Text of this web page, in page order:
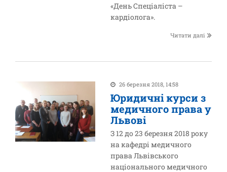
«День Спеціаліста –
кардіолога».
Читати далі
26 березня 2018, 14:58
Юридичні курси з
медичного права у
Львові
З 12 до 23 березня 2018 року
на кафедрі медичного
права Львівського
національного медичного